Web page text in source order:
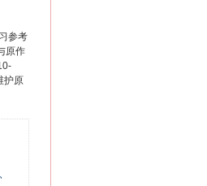
参考
原作
护原